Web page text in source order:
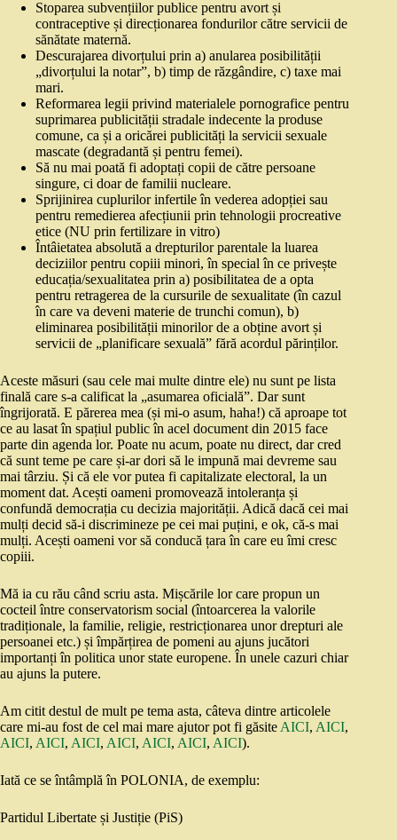
Stoparea subvențiilor publice pentru avort și
contraceptive și direcționarea fondurilor către servicii de
sănătate maternă.
Descurajarea divorțului prin a) anularea posibilității
„divorțului la notar”, b) timp de răzgândire, c) taxe mai
mari.
Reformarea legii privind materialele pornografice pentru
suprimarea publicității stradale indecente la produse
comune, ca și a oricărei publicități la servicii sexuale
mascate (degradantă și pentru femei).
Să nu mai poată fi adoptați copii de către persoane
singure, ci doar de familii nucleare.
Sprijinirea cuplurilor infertile în vederea adopției sau
pentru remedierea afecțiunii prin tehnologii procreative
etice (NU prin fertilizare in vitro)
Întâietatea absolută a drepturilor parentale la luarea
deciziilor pentru copiii minori, în special în ce privește
educația/sexualitatea prin a) posibilitatea de a opta
pentru retragerea de la cursurile de sexualitate (în cazul
în care va deveni materie de trunchi comun), b)
eliminarea posibilității minorilor de a obține avort și
servicii de „planificare sexuală” fără acordul părinților.
Aceste măsuri (sau cele mai multe dintre ele) nu sunt pe lista
finală care s-a calificat la „asumarea oficială”. Dar sunt
îngrijorată. E părerea mea (și mi-o asum, haha!) că aproape tot
ce au lasat în spațiul public în acel document din 2015 face
parte din agenda lor. Poate nu acum, poate nu direct, dar cred
că sunt teme pe care și-ar dori să le impună mai devreme sau
mai târziu. Și că ele vor putea fi capitalizate electoral, la un
moment dat. Acești oameni promovează intoleranța și
confundă democrația cu decizia majorității. Adică dacă cei mai
mulți decid să-i discrimineze pe cei mai puțini, e ok, că-s mai
mulți. Acești oameni vor să conducă țara în care eu îmi cresc
copiii.
Mă ia cu rău când scriu asta. Mișcările lor care propun un
cocteil între conservatorism social (întoarcerea la valorile
tradiționale, la familie, religie, restricționarea unor drepturi ale
persoanei etc.) și împărțirea de pomeni au ajuns jucători
importanți în politica unor state europene. În unele cazuri chiar
au ajuns la putere.
Am citit destul de mult pe tema asta, câteva dintre articolele
care mi-au fost de cel mai mare ajutor pot fi găsite AICI, AICI,
AICI, AICI, AICI, AICI, AICI, AICI, AICI).
Iată ce se întâmplă în POLONIA, de exemplu:
Partidul Libertate și Justiție (PiS)